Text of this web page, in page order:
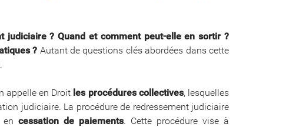
judiciaire ? Quand et comment peut-elle en sortir ?
? Autant de questions clés abordées dans cette
appelle en Droit les procédures collectives, lesquelles
judiciaire. La procédure de redressement judiciaire
cessation de paiements. Cette procédure vise à